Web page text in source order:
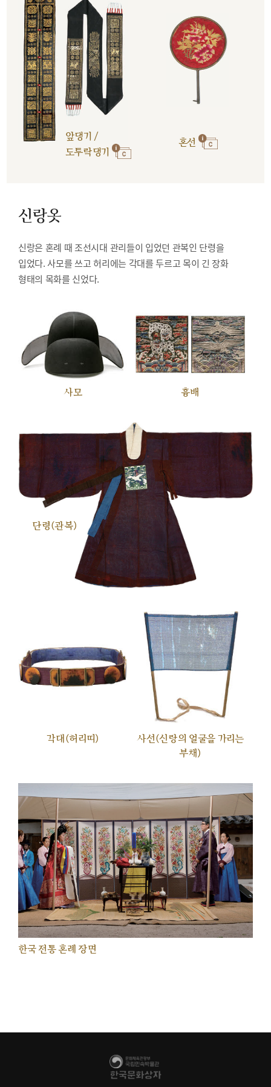
앞댕기 /
도투락댕기
혼선
신랑옷
신랑은 혼례 때 조선시대 관리들이 입었던 관복인 단령을
입었다. 사모를 쓰고 허리에는 각대를 두르고 목이 긴 장화
형태의 목화를 신었다.
사모 흉배
단령(관복)
각대(허리띠)
사선(신랑의 얼굴을 가리는
부채)
한국 전통 혼례 장면